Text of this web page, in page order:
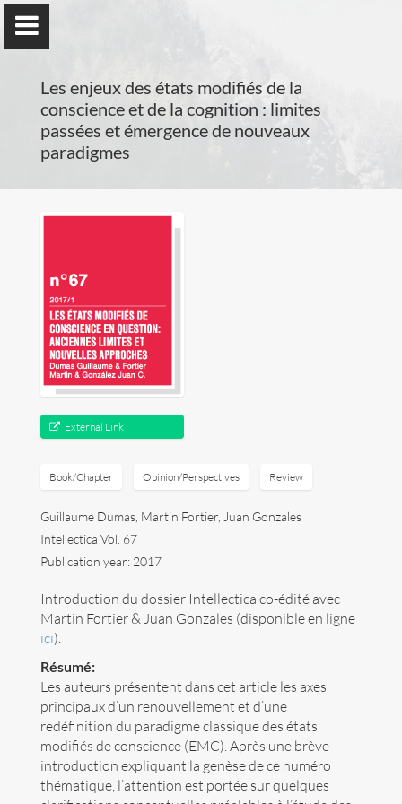
Lab
Blog
Publications
Art
Contact
Follow me now onBluesky!
Les enjeux des états modifiés de la
conscience et de la cognition : limites
passées et émergence de nouveaux
paradigmes
External Link
Book/Chapter Opinion/Perspectives Review
Guillaume Dumas, Martin Fortier, Juan Gonzales
Intellectica Vol. 67
Publication year: 2017
Introduction du dossier Intellectica co-édité avec
Martin Fortier & Juan Gonzales (disponible en ligne
ici).
Résumé:
Les auteurs présentent dans cet article les axes
principaux d’un renouvellement et d’une
redéfinition du paradigme classique des états
modifiés de conscience (EMC). Après une brève
introduction expliquant la genèse de ce numéro
thématique, l’attention est portée sur quelques